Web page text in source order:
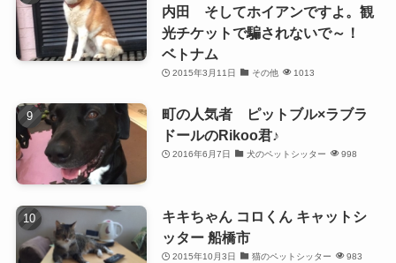
内田 そしてホイアンですよ。観
光チケットで騙されないで～！
ベトナム
2015年3月11日 その他 1013
町の人気者 ピットブル×ラブラ
ドールのRikoo君♪
2016年6月7日 犬のペットシッター 998
キキちゃん コロくん キャットシ
ッター 船橋市
2015年10月3日 猫のペットシッター 983